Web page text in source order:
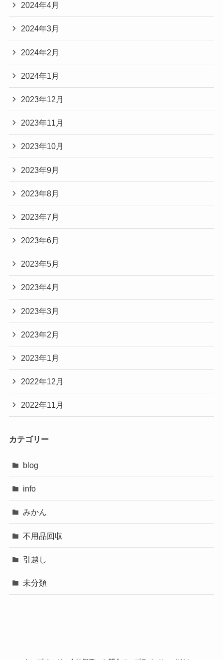
2024年4月
2024年3月
2024年2月
2024年1月
2023年12月
2023年11月
2023年10月
2023年9月
2023年8月
2023年7月
2023年6月
2023年5月
2023年4月
2023年3月
2023年2月
2023年1月
2022年12月
2022年11月
カテゴリー
blog
info
みかん
不用品回収
引越し
未分類